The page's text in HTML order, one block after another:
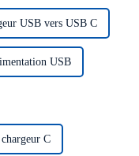
USB vers USB C
USB
C